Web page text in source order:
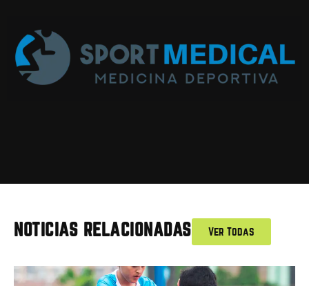
NOTICIAS RELACIONADAS Ver Todas